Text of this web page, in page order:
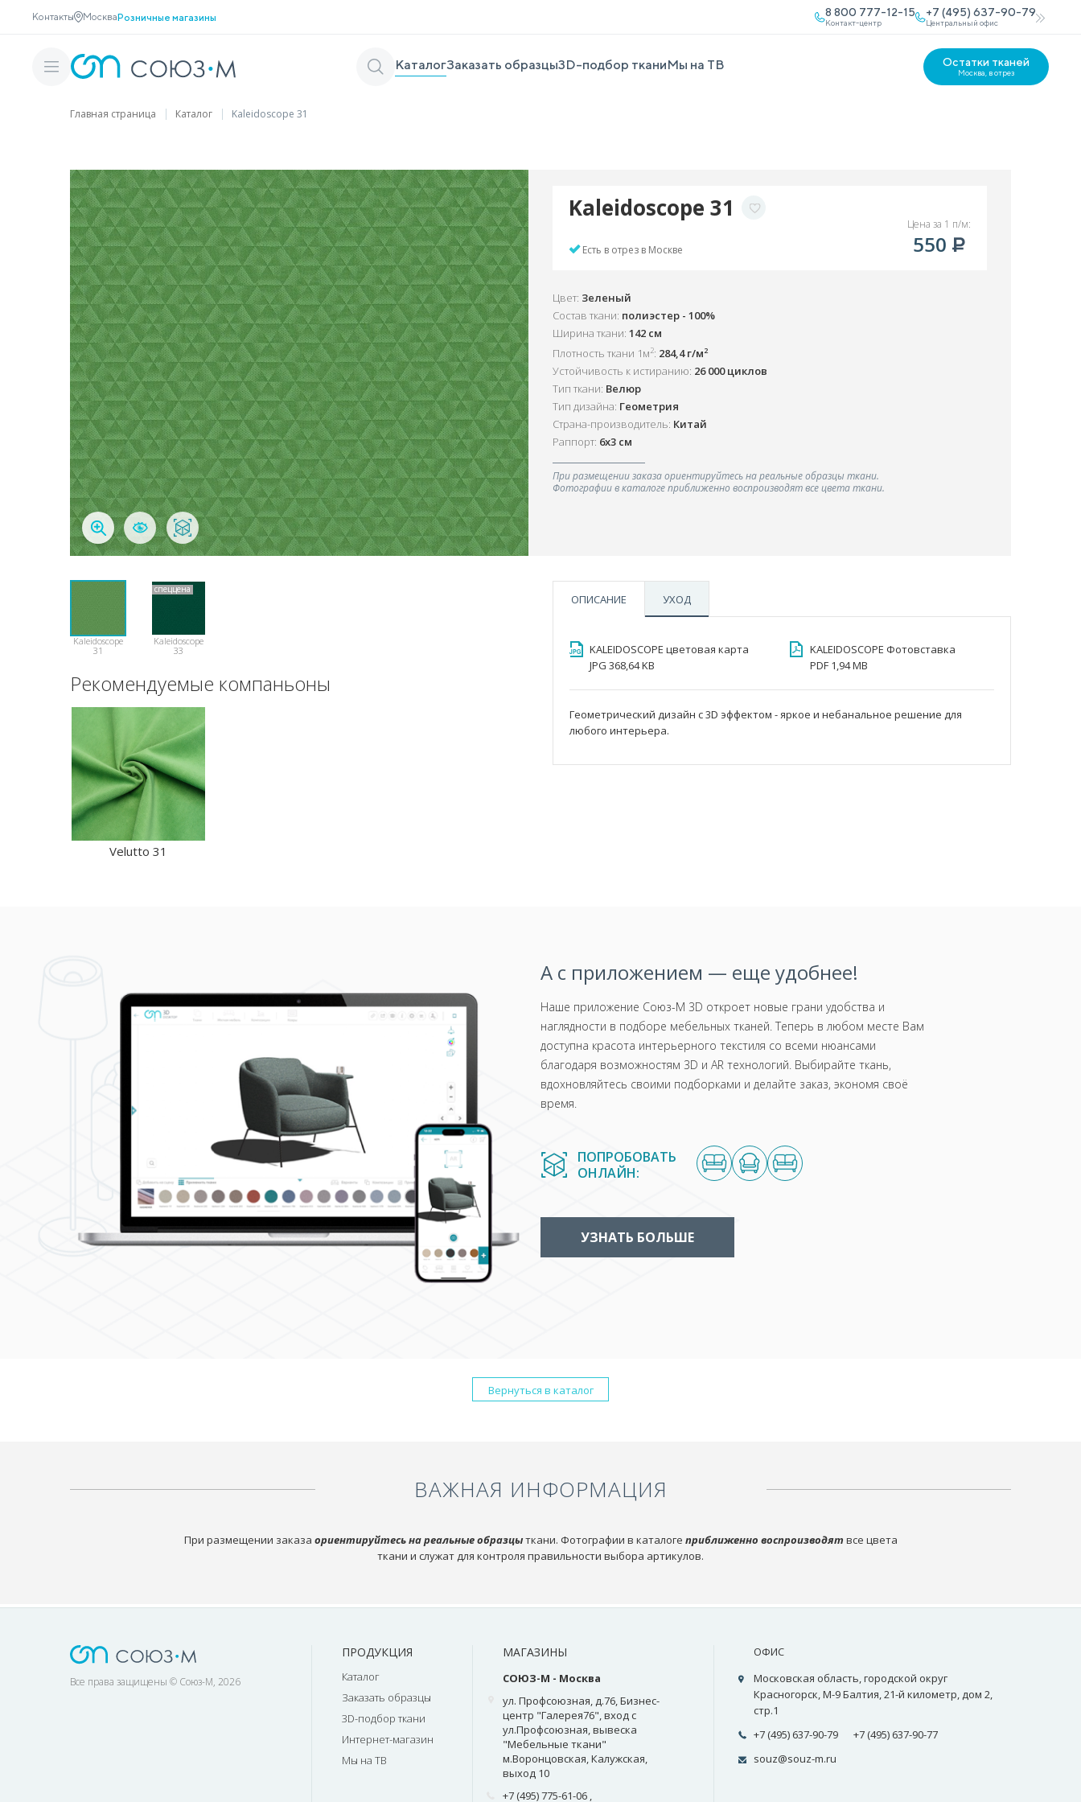
Контакты МоскваРозничные магазины 8 800 777-12-15
Контакт-центр
+7 (495) 637-90-79
Центральный офис
КаталогЗаказать образцы3D-подбор тканиМы на ТВ Остатки тканей
Москва, в отрез
Главная страница Каталог Kaleidoscope 31
Kaleidoscope
31
спеццена
Kaleidoscope
33
Рекомендуемые компаньоны
Velutto 31
Kaleidoscope 31
Есть в отрез в Москве
Цена за 1 п/м:
550
Цвет: Зеленый
Состав ткани: полиэстер - 100%
Ширина ткани: 142 см
Плотность ткани 1м2: 284,4 г/м2
Устойчивость к истиранию: 26 000 циклов
Тип ткани: Велюр
Тип дизайна: Геометрия
Страна-производитель: Китай
Раппорт: 6x3 см
При размещении заказа ориентируйтесь на реальные образцы ткани.
Фотографии в каталоге приближенно воспроизводят все цвета ткани.
ОПИСАНИЕ УХОД
KALEIDOSCOPE цветовая карта
JPG 368,64 KB
KALEIDOSCOPE Фотовставка
PDF 1,94 MB
Геометрический дизайн с 3D эффектом - яркое и небанальное решение для
любого интерьера.
А с приложением — еще удобнее!
Наше приложение Союз-М 3D откроет новые грани удобства и
наглядности в подборе мебельных тканей. Теперь в любом месте Вам
доступна красота интерьерного текстиля со всеми нюансами
благодаря возможностям 3D и AR технологий. Выбирайте ткань,
вдохновляйтесь своими подборками и делайте заказ, экономя своё
время.
ПОПРОБОВАТЬ
ОНЛАЙН:
УЗНАТЬ БОЛЬШЕ
Вернуться в каталог
ВАЖНАЯ ИНФОРМАЦИЯ
При размещении заказа ориентируйтесь на реальные образцыткани. Фотографии в каталоге приближенно воспроизводят все цвета
ткани и служат для контроля правильности выбора артикулов.
Все права защищены © Союз-М, 2026
ПРОДУКЦИЯ
Каталог
Заказать образцы
3D-подбор ткани
Интернет-магазин
Мы на ТВ
МАГАЗИНЫ
СОЮЗ-М - Москва
ул. Профсоюзная, д.76, Бизнес-
центр "Галерея76", вход с
ул.Профсоюзная, вывеска
"Мебельные ткани"
м.Воронцовская, Калужская,
выход 10
+7 (495) 775-61-06 ,
ОФИС
Московская область, городской округ
Красногорск, М-9 Балтия, 21-й километр, дом 2,
стр.1
+7 (495) 637-90-79
+7 (495) 637-90-77
souz@souz-m.ru